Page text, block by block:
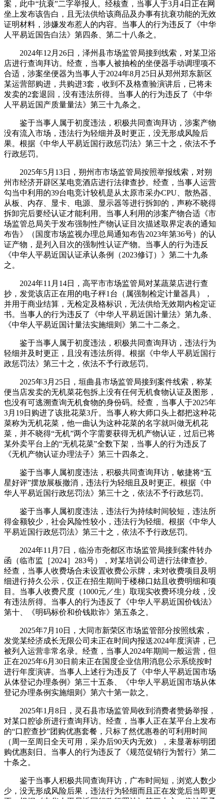
案，此中“抗衰”二字举报人。经核查，当事人于3月4日正在网
坐上发布该告白，且无法供给该商品及办事有抗衰功能的无效
证明材料，涉嫌发布惹人的内容。当事人的行为违反了《中华
人平易近国告白法》第四条、第二十八条之。
2024年12月26日，泽州县市场监管局接到线索，对某卫浴
店进行查询拜访。经查，当事人被抽检的坐便器手动调理项不
合适，涉案坐便器为当事人于2024年8月25日从郑州郑东新区
某运营部购进，共购进3套，收到不及格查验演讲后，已将未
发卖的2套退回，没有违法所得。当事人的行为违反了《中华
人平易近国产质量量法》第三十九条之。
鉴于当事人属于初度违法，积极共同查询拜访，涉案产物
没有流入市场，违法行为轻细并及时更正，没无形成风险后
果。根据《中华人平易近国行政惩罚法》第三十之，依法不予
行政惩罚。
2025年5月13日，朔州市市场监管局按照举报线索，对朔
州市经济开辟区某电竞酒店进行法律查抄。经查，当事人运营
勾当中利用的39台电竞计较机是从太原市采办CPU、散热器、
从板、内存、显卡、电源、显示器等进行拆卸的，声称不晓得
拆卸完后要经认证才能利用。当事人利用的涉案产物合适《市
场监管总局关于发布强制性产物认证目次描述取界定表的通知
布告》（国度市场监视办理总局通知布告2023年第36号）的认
证产物，是列入目次的强制性认证产物。当事人的行为违反
《中华人平易近国认证承认条例（2023修订）》第二十九条
之。
2024年11月14日，高平市市场监管局对某蔬菜店进行查
抄，发觉该店正在用的电子秤1台（属强制检定计量器具），
并用于商业结算，无检定及格标识，无法供给无效期内检定证
书。当事人的行为违反了《中华人平易近国计量法》第九条、
《中华人平易近国计量法实施细则》第二十二条之。
鉴于当事人属于初度违法，积极共同查询拜访，违法行为
轻细并及时更正，且没有违法所得。根据《中华人平易近国行
政惩罚法》第三十之，依法不予行政惩罚。
2025年3月25日，垣曲县市场监管局接到案件线索，称某
便当店发卖的无机菜花包拆上没有任何无机食物认证及图形，
也没有可逃溯查询无机食物的身份码。经查，当事人于2025年
3月19日购进了该批花菜3斤。当事人称大师口头上都把这种花
菜称为无机花菜，他一曲认为这种花菜的名字就叫做无机花
菜，并不晓得“无机”两个字需要获得无机产物认证，过后已将
某外卖平台上的“无机花菜”全数下架，当事人的行为违反了
《无机产物认证办理法子》第三十四条之。
鉴于当事人属初度违法，积极共同查询拜访，敏捷将“五
星好评”摆放展板撤消，违法行为轻细且及时更正。根据《中
华人平易近国行政惩罚法》第三十之，依法不予行政惩罚。
鉴于当事人属初度违法，违法行为持续时间较短，违法所
得金额较少，社会风险性较小，违法行为轻细。根据《中华人
平易近国行政惩罚法》第三十之，依法不予行政惩罚。
2024年11月7日，临汾市尧都区市场监管局接到案件转办
函（临市监［2024］283号），对某培训公司进行法律查抄。
经查，当事人收费场合未设置收费公示牌，未对收费项目及明
细进行持久公示，仅正在招生期间于楼梯口姑且收费明细和项
目。当事人收费尺度（1000元／生）取现实收费环境分歧，没
有违法所得。当事人的行为违反了《中华人平易近国价钱法》
第十、《明码标价和价钱欺诈》第五条之。
2025年7月10日，大同市新荣区市场监管部分按照线索，
发觉某经济成长无限公司未正在时间内报送2024年度演讲，已
被列入运营非常名录。经查，当事人2024年期间一般运营，但
正在2025年6月30日前未正在国度企业信用消息公示系统按时
进行年度演讲。当事人上述行为违反了《中华人平易近国市场
从体登记办理条例》第三十五条、《中华人平易近国市场从体
登记办理条例实施细则》第六十第一款之。
2025年1月8日，灵石县市场监管局收到消费者赞扬举报，
对某口腔诊所进行查询拜访。经查，当事人正在某平台上发布
的“口腔查抄”团购优惠套餐，只标了然优惠卷的可利用时间
（周一至周日全天可用，采办后90天内无效），未显著标明团
购优惠刻日。当事人的行为违反了《规范促销行为暂行》第二
十条之。
鉴于当事人积极共同查询拜访，广布时间短，浏览人数少
少，没无形成风险后果，违法行为轻细而且正在发觉后当即更